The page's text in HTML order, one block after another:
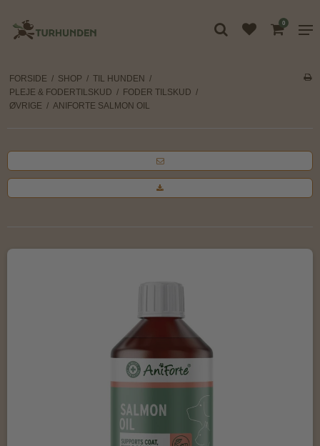
0
FORSIDE / SHOP / TIL HUNDEN /
PLEJE & FODERTILSKUD / FODER TILSKUD /
ØVRIGE / ANIFORTE SALMON OIL